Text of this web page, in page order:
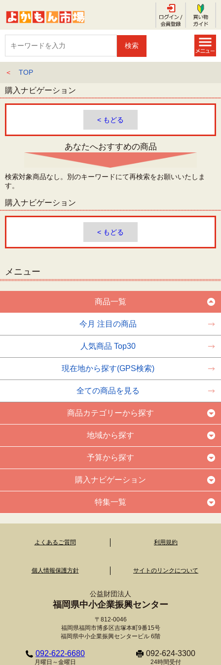
＜ TOP
購入ナビゲーション
< もどる
あなたへおすすめの商品
検索対象商品なし。別のキーワードにて再検索をお願いいたしま
す。
購入ナビゲーション
< もどる
メニュー
商品一覧
今月 注目の商品
人気商品 Top30
現在地から探す(GPS検索)
全ての商品を見る
商品カテゴリーから探す
地域から探す
予算から探す
購入ナビゲーション
特集一覧
よくあるご質問 利用規約
個人情報保護方針 サイトのリンクについて
公益財団法人
福岡県中小企業振興センター
〒812-0046
福岡県福岡市博多区吉塚本町9番15号
福岡県中小企業振興センタービル 6階
092-622-6680
月曜日～金曜日
092-624-3300
24時間受付